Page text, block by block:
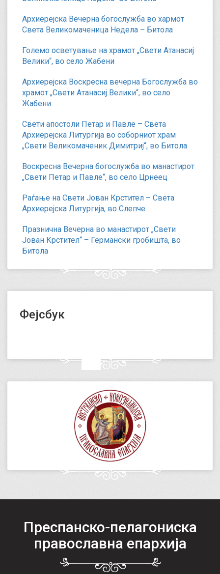
Архиерејска Вечерна богослужба во хармот
Света Великомаченица Недела – Битола
Големо осветување на храмот „Свети Атанасиј
Велики“, во село Жабени
Архиерејска Воскресна вечерна Богослужба во
храмот „Свети Атанасиј Велики“, во село
Жабени
Свети апостоли Петар и Павле – Света
Архиерејска Литургија во соборниот храм
„Свети Великомаченик Димитриј“, во Битола
Воскресна Вечерна богослужба во манастирот
„Свети Петар и Павле“, во село Црнеец
Раѓање на Свети Јован Крстител – Света
Архиерејска Литургија, во Слепче
Празнична Вечерна во манастирот „Свети
Јован Крстител“ – Германски гробишта, во
Битола
Фејсбук
Преспанско-пелагониска
православна епархија